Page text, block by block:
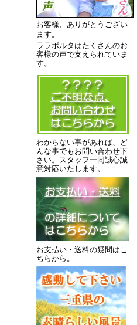
お客様、ありがとうござい
ます。
ララポルタはたくさんのお
客様の声で支えられていま
す。
わからない事があれば、ど
んな事でもお問い合わせ下
さい。スタッフ一同誠心誠
意対応いたします。
お支払い・送料の疑問はこ
ちらから。